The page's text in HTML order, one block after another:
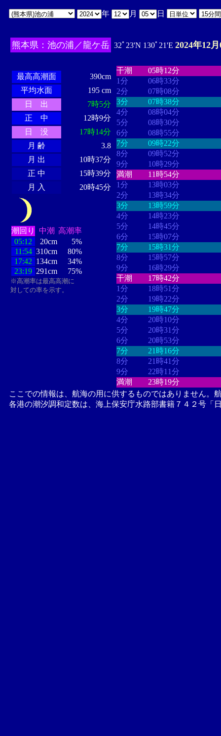
年 月 日
熊本県：池の浦／龍ケ岳 32ﾟ23'N 130ﾟ21'E 2024年12
最高高潮面
390cm
平均水面
195 cm
日 出
7時5分
正 中
12時9分
日 没
17時14分
月 齢
3.8
月 出
10時37分
正 中
15時39分
月 入
20時45分
潮回り 中潮 高潮率
05:12
20cm
5%
11:54 310cm
80%
17:42 134cm
34%
23:19 291cm 75%
※高潮率は最高高潮に
対しての率を示す。
干潮
05時12分
1分
06時33分
2分
07時08分
3分
07時38分
4分
08時04分
5分
08時30分
6分
08時55分
7分
09時22分
8分
09時52分
9分
10時29分
満潮
11時54分
1分
13時03分
2分
13時34分
3分
13時59分
4分
14時23分
5分
14時45分
6分
15時07分
7分
15時31分
8分
15時57分
9分
16時29分
干潮
17時42分
1分
18時51分
2分
19時22分
3分
19時47分
4分
20時10分
5分
20時31分
6分
20時53分
7分
21時16分
8分
21時41分
9分
22時11分
満潮
23時19分
ここでの情報は、航海の用に供するものではありません。
各港の潮汐調和定数は、海上保安庁水路部書籍７４２号「